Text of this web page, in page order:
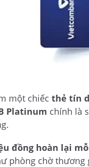
một chiếc thẻ tín
Platinum chính là
đồng hoàn lại
phòng chờ